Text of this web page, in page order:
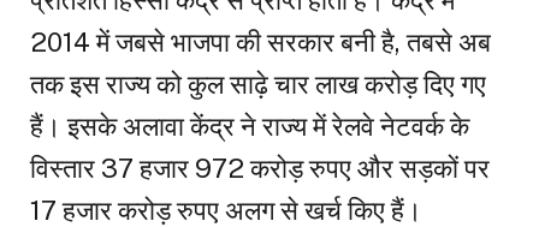
2014 में जबसे भाजपा की सरकार बनी है, तबसे अब
तक इस राज्य को कुल साढ़े चार लाख करोड़ दिए गए
हैं। इसके अलावा केंद्र ने राज्य में रेलवे नेटवर्क के
विस्तार 37 हजार 972 करोड़ रुपए और सड़कों पर
17 हजार करोड़ रुपए अलग से खर्च किए हैं।